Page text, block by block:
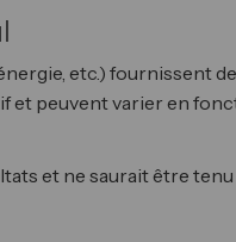
etc.) fournissent
et peuvent varier en
et ne saurait être